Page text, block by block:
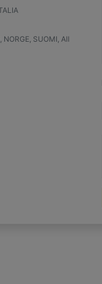
NORGE, SUOMI, All